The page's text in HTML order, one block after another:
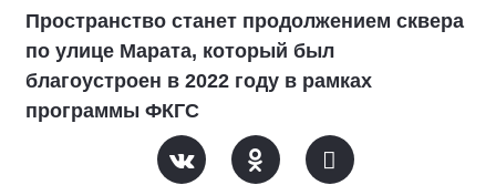
Пространство станет продолжением сквера
по улице Марата, который был
благоустроен в 2022 году в рамках
программы ФКГС